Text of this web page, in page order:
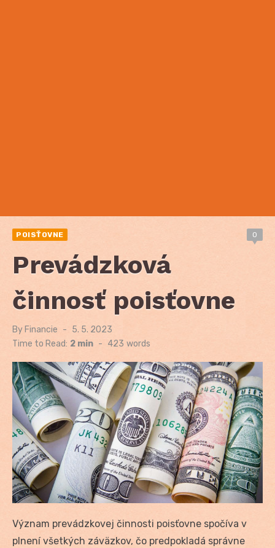
POISŤOVNE 0
Prevádzková
činnosť poisťovne
By Financie
Posted
on
5. 5. 2023
Time to Read: 2 min - 423 words
Význam prevádzkovej činnosti poisťovne spočíva v
plnení všetkých záväzkov, čo predpokladá správne